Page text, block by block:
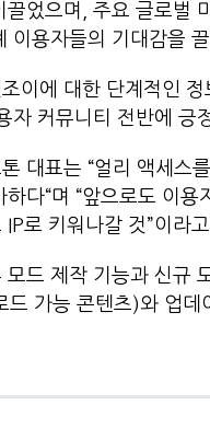
끌었으며, 주요 글로벌
이용자들의 기대감을
이에 대한 단계적인
자 커뮤니티 전반에 긍
대표는 “얼리 액세스
하다“며 “앞으로도 이
IP로 키워나갈 것”이라
모드 제작 기능과 신규
드 가능 콘텐츠)와 업데